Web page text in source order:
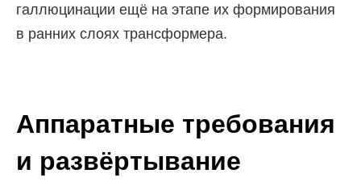
галлюцинации ещё на этапе их формирования
в ранних слоях трансформера.
Аппаратные требования
и развёртывание